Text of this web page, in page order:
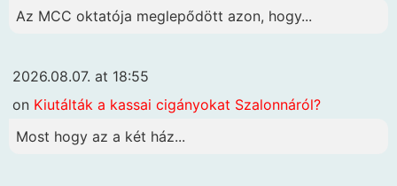
Az MCC oktatója meglepődött azon, hogy...
2026.08.07. at 18:55
on Kiutálták a kassai cigányokat Szalonnáról?
Most hogy az a két ház...